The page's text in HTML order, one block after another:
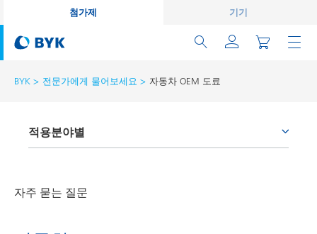
첨가제 기기
BYK 전문가에게 물어보세요 자동차 OEM 도료
적용분야별
건축용 도료
자주 묻는 질문